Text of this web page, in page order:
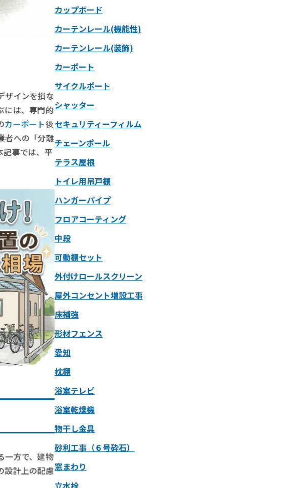
ザインを損な
には、専門的
カーポート後
者への「分離
記事では、平
一方で、建物
設計上の配慮
カップボード
カーテンレール(機能性)
カーテンレール(装飾)
カーポート
サイクルポート
シャッター
セキュリティーフィルム
チェーンポール
テラス屋根
トイレ用吊戸棚
ハンガーパイプ
フロアコーティング
中段
可動棚セット
外付けロールスクリーン
屋外コンセント増設工事
床補強
形材フェンス
愛知
枕棚
浴室テレビ
浴室乾燥機
物干し金具
砂利工事（６号砕石）
窓まわり
立水栓